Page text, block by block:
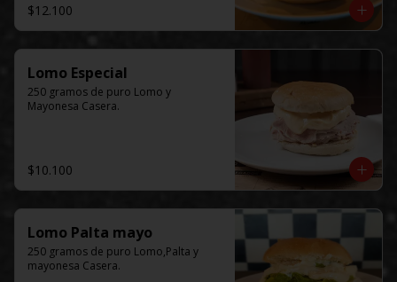
$12.100
Lomo Especial
250 gramos de puro Lomo y
Mayonesa Casera.
$10.100
Lomo Palta mayo
250 gramos de puro Lomo,Palta y
mayonesa Casera.